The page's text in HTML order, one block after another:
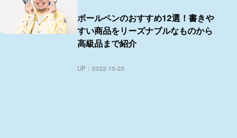
ボールペンのおすすめ12選！書きや
すい商品をリーズナブルなものから
高級品まで紹介
UP：2022-10-20